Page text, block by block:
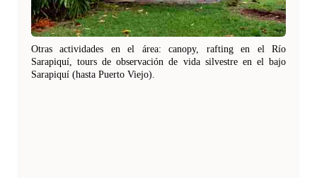
Otras actividades en el área: canopy, rafting en el Río
Sarapiquí, tours de observación de vida silvestre en el bajo
Sarapiquí (hasta Puerto Viejo).